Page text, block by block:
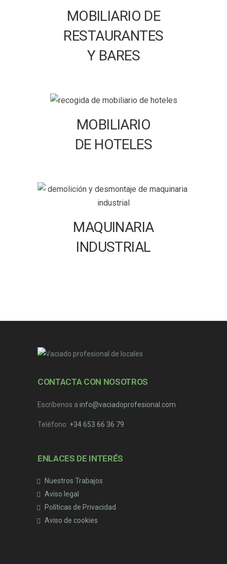
MOBILIARIO DE
RESTAURANTES
Y BARES
MOBILIARIO
DE HOTELES
MAQUINARIA
INDUSTRIAL
CONTACTA CON NOSOTROS
Escríbenos a info@vaciadoprofesional.com
Teléfono: +34 653 66 36 79
ENLACES DE INTERÉS
Nuestros Trabajos
Aviso legal
Políticas de Privacidad
Aviso de cookies